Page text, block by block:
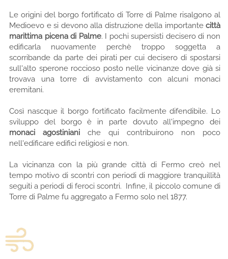
Le origini del borgo fortificato di Torre di Palme risalgono al
Medioevo e si devono alla distruzione della importante città
marittima picena di Palme. I pochi supersisti decisero di non
edificarla nuovamente perchè troppo soggetta a
scorribande da parte dei pirati per cui decisero di spostarsi
sull'alto sperone roccioso posto nelle vicinanze dove già si
trovava una torre di avvistamento con alcuni monaci
eremitani.
Così nascque il borgo fortificato facilmente difendibile. Lo
sviluppo del borgo è in parte dovuto all'impegno dei
monaci agostiniani che qui contribuirono non poco
nell'edificare edifici religiosi e non.
La vicinanza con la più grande città di Fermo creò nel
tempo motivo di scontri con periodi di maggiore tranquillità
seguiti a periodi di feroci scontri. Infine, il piccolo comune di
Torre di Palme fu aggregato a Fermo solo nel 1877.